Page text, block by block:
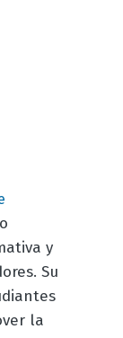
y
Su
la